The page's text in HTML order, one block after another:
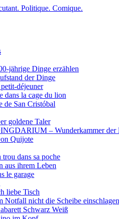
Politique. Comique.
jährige Dinge erzählen
der Dinge
déjeuner
dans la cage du lion
de San Cristóbal
goldene Taler
– Wunderkammer der
Quijote
trou dans sa poche
aus ihrem Leben
le garage
liebe Tisch
Notfall nicht die Scheibe einschlagen
Schwarz Weiß